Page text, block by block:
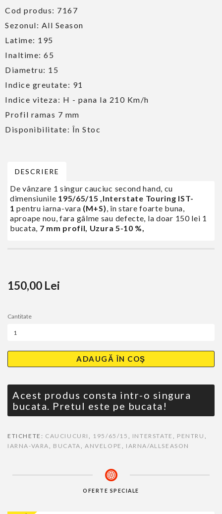
Cod produs: 7167
Sezonul: All Season
Latime: 195
Inaltime: 65
Diametru: 15
Indice greutate: 91
Indice viteza: H - pana la 210 Km/h
Profil ramas 7 mm
Disponibilitate: În Stoc
DESCRIERE
De vânzare 1 singur cauciuc second hand, cu
dimensiunile 195/65/15 ,Interstate Touring IST-
1pentru iarna-vara (M+S), în stare foarte buna,
aproape nou, fara gâlme sau defecte, la doar 150 lei 1
bucata, 7 mm profil, Uzura 5-10 %,
150,00 Lei
Cantitate
ADAUGĂ ÎN COŞ
Acest produs consta intr-o singura
bucata. Pretul este pe bucata!
ETICHETE: CAUCIUCURI , 195/65/15 , INTERSTATE , PENTRU ,
IARNA-VARA, BUCATA,ANVELOPE , IARNA/ALLSEASON
OFERTE SPECIALE